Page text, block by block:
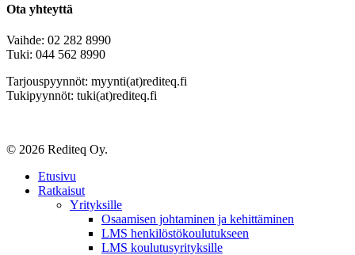
Ota yhteyttä
Vaihde: 02 282 8990
Tuki: 044 562 8990
Tarjouspyynnöt: myynti(at)rediteq.fi
Tukipyynnöt: tuki(at)rediteq.fi
© 2026 Rediteq Oy.
Close
Menu
Etusivu
Ratkaisut
Yrityksille
Osaamisen johtaminen ja kehittäminen
LMS henkilöstökoulutukseen
LMS koulutusyrityksille